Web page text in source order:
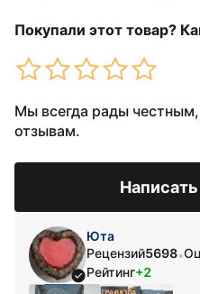
Покупали этот товар?
Мы всегда рады
отзывам.
Юта
Рецензий5698•
Рейтинг+2